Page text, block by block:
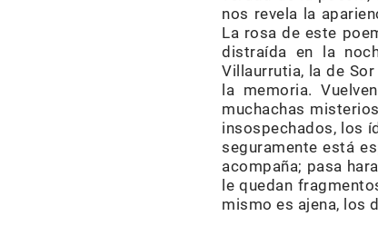
nos revela la
La rosa de este
distraída en la
Villaurrutia, la de
la memoria.
muchachas
insospechados, los
seguramente está
acompaña; pasa
le quedan
mismo es ajena, los